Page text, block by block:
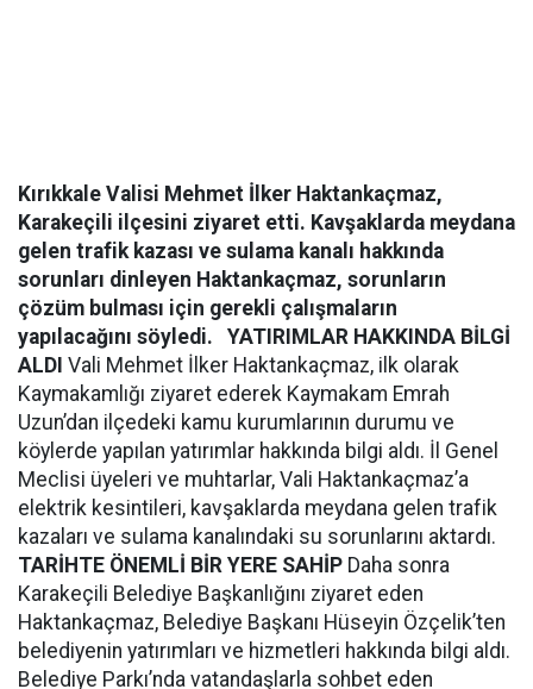
Kırıkkale Valisi Mehmet İlker Haktankaçmaz,
Karakeçili ilçesini ziyaret etti. Kavşaklarda meydana
gelen trafik kazası ve sulama kanalı hakkında
sorunları dinleyen Haktankaçmaz, sorunların
çözüm bulması için gerekli çalışmaların
yapılacağını söyledi.
YATIRIMLAR HAKKINDA BİLGİ
ALDI Vali Mehmet İlker Haktankaçmaz, ilk olarak
Kaymakamlığı ziyaret ederek Kaymakam Emrah
Uzun’dan ilçedeki kamu kurumlarının durumu ve
köylerde yapılan yatırımlar hakkında bilgi aldı. İl Genel
Meclisi üyeleri ve muhtarlar, Vali Haktankaçmaz’a
elektrik kesintileri, kavşaklarda meydana gelen trafik
kazaları ve sulama kanalındaki su sorunlarını aktardı.
TARİHTE ÖNEMLİ BİR YERE SAHİP Daha sonra
Karakeçili Belediye Başkanlığını ziyaret eden
Haktankaçmaz, Belediye Başkanı Hüseyin Özçelik’ten
belediyenin yatırımları ve hizmetleri hakkında bilgi aldı.
Belediye Parkı’nda vatandaşlarla sohbet eden